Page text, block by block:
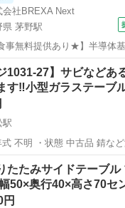
会社BREXA Next
県 茅野駅
事無料提供あり★】半導体
未経験活躍中★カップル＆
しい無料送迎◎正社員登用
備！《長野県茅...
その他
1031-27】サビなどあ
す‼️小型ガラステーブ
駅
品とのセット売り
松駅 テーブル 簡易
たたみサイドテーブル
50×奥行40×高さ70セ
円